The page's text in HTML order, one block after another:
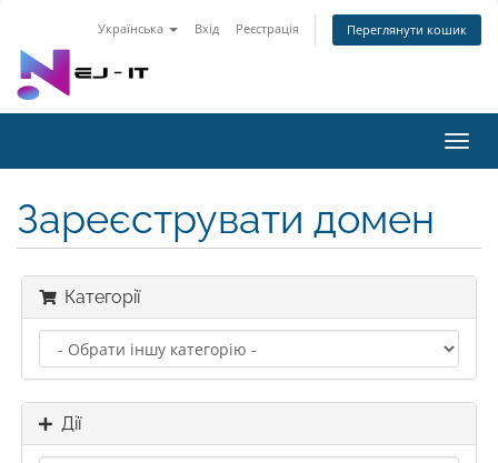
Українська Вхід Реєстрація Переглянути кошик
Зареєструвати домен
Категорії
Дії